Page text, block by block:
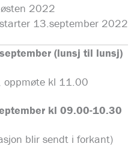
2022
13.september 2022
(lunsj til lunsj)
oppmøte kl 11.00
kl 09.00-10.30
blir sendt i forkant)